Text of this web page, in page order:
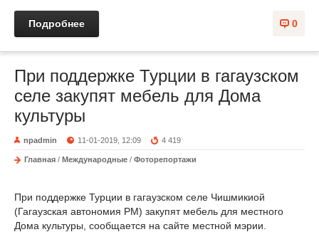
0
Подробнее
При поддержке Турции в гагаузском
селе закупят мебель для Дома
культуры
npadmin 11-01-2019, 12:09 4 419
Главная / Международные / Фоторепортажи
При поддержке Турции в гагаузском селе Чишмикиой
(Гагаузская автономия РМ) закупят мебель для местного
Дома культуры, сообщается на сайте местной мэрии.